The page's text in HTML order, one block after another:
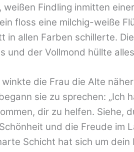
weißen Findling inmitten
floss eine milchig-weiße
in allen Farben schillerte.
und der Vollmond hüllte
die Frau die Alte
sie zu sprechen: „Ich
dir zu helfen. Siehe,
und die Freude im
Schicht hat sich um